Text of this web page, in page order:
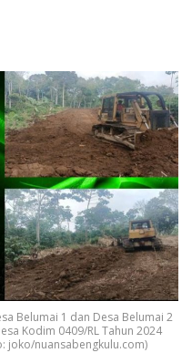
Belumai 1 dan Desa Belumai 2
Kodim 0409/RL Tahun 2024
joko/nuansabengkulu.com)